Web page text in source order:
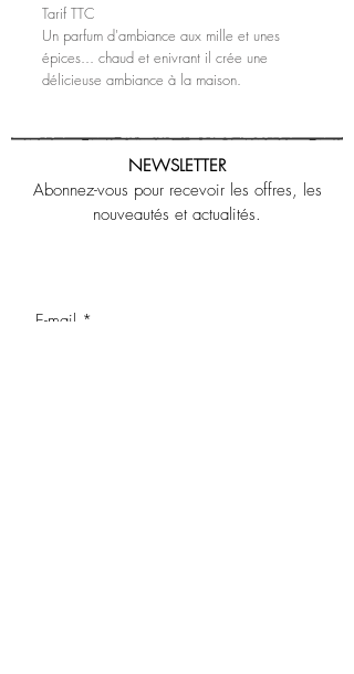
Tarif TTC
Un parfum d'ambiance aux mille et unes
épices... chaud et enivrant il crée une
délicieuse ambiance à la maison.
NEWSLETTER
Abonnez-vous pour recevoir les offres, les
nouveautés et actualités.